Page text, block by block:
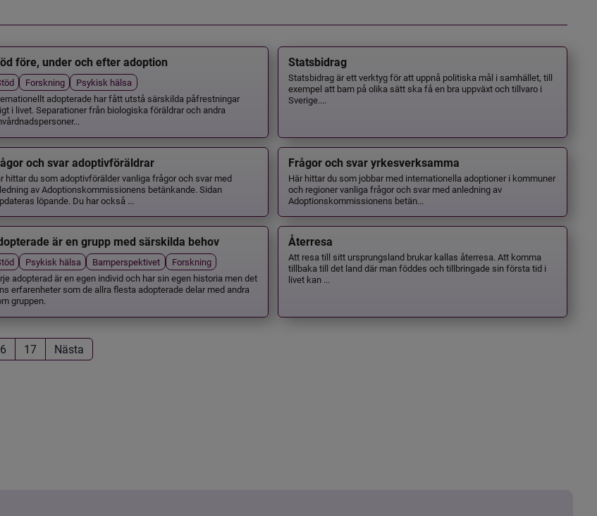
före, under och efter adoption
Forskning
Psykisk hälsa
adopterade har fått utstå särskilda påfrestningar
i livet. Separationer från biologiska föräldrar och andra
Statsbidrag
Statsbidrag är ett verktyg för att uppnå politiska mål i samhället, till
exempel att barn på olika sätt ska få en bra uppväxt och tillvaro i
Sverige....
och svar adoptivföräldrar
hittar du som adoptivförälder vanliga frågor och svar med
av Adoptionskommissionens betänkande. Sidan
löpande. Du har också ...
Frågor och svar yrkesverksamma
Här hittar du som jobbar med internationella adoptioner i kommuner
och regioner vanliga frågor och svar med anledning av
Adoptionskommissionens betän...
är en grupp med särskilda behov
Psykisk hälsa Barnperspektivet
Forskning
adopterad är en egen individ och har sin egen historia men det
erfarenheter som de allra flesta adopterade delar med andra
gruppen.
Återresa
Att resa till sitt ursprungsland brukar kallas återresa. Att komma
tillbaka till det land där man föddes och tillbringade sin första tid i
livet kan ...
17 Nästa